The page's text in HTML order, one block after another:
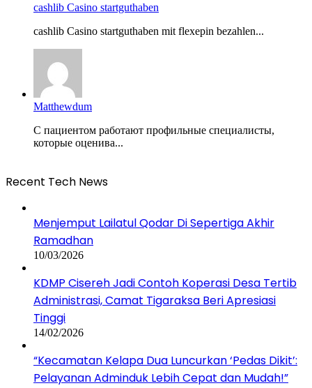
cashlib Casino startguthaben
cashlib Casino startguthaben mit flexepin bezahlen...
Matthewdum
С пациентом работают профильные специалисты,
которые оценива...
Recent Tech News
Menjemput Lailatul Qodar Di Sepertiga Akhir
Ramadhan
10/03/2026
KDMP Cisereh Jadi Contoh Koperasi Desa Tertib
Administrasi, Camat Tigaraksa Beri Apresiasi
Tinggi
14/02/2026
“Kecamatan Kelapa Dua Luncurkan ‘Pedas Dikit’:
Pelayanan Adminduk Lebih Cepat dan Mudah!”